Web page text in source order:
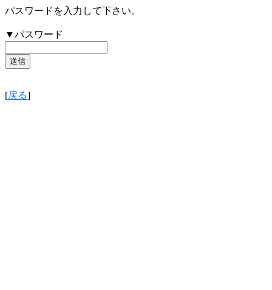
パスワードを入力して下さい。
▼パスワード
[戻る]